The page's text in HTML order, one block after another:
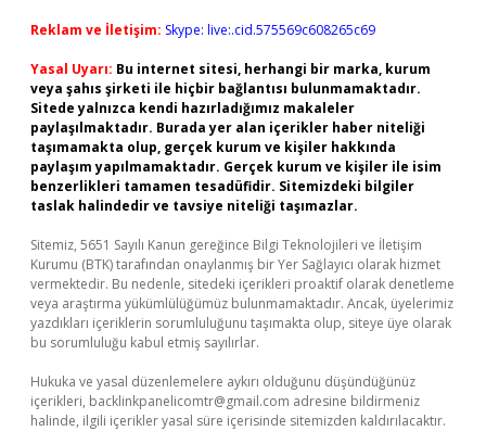
Reklam ve İletişim: Skype: live:.cid.575569c608265c69
Yasal Uyarı: Bu internet sitesi, herhangi bir marka, kurum
veya şahıs şirketi ile hiçbir bağlantısı bulunmamaktadır.
Sitede yalnızca kendi hazırladığımız makaleler
paylaşılmaktadır. Burada yer alan içerikler haber niteliği
taşımamakta olup, gerçek kurum ve kişiler hakkında
paylaşım yapılmamaktadır. Gerçek kurum ve kişiler ile isim
benzerlikleri tamamen tesadüfidir. Sitemizdeki bilgiler
taslak halindedir ve tavsiye niteliği taşımazlar.
Sitemiz, 5651 Sayılı Kanun gereğince Bilgi Teknolojileri ve İletişim
Kurumu (BTK) tarafından onaylanmış bir Yer Sağlayıcı olarak hizmet
vermektedir. Bu nedenle, sitedeki içerikleri proaktif olarak denetleme
veya araştırma yükümlülüğümüz bulunmamaktadır. Ancak, üyelerimiz
yazdıkları içeriklerin sorumluluğunu taşımakta olup, siteye üye olarak
bu sorumluluğu kabul etmiş sayılırlar.
Hukuka ve yasal düzenlemelere aykırı olduğunu düşündüğünüz
içerikleri, backlinkpanelicomtr@gmail.com adresine bildirmeniz
halinde, ilgili içerikler yasal süre içerisinde sitemizden kaldırılacaktır.